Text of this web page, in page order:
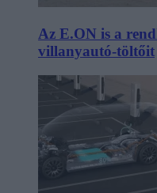
Az E.ON is a
villanyautó-töltőit